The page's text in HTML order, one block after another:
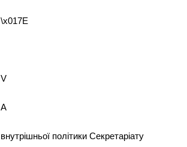
\x017E
V
A
внутрішньої політики Секретаріату